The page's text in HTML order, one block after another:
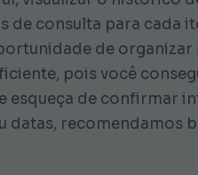
consulta para cada
de
pois você
esqueça de confirmar
datas, recomendamos